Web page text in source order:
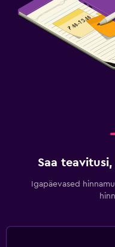
Saa
Igapäevased